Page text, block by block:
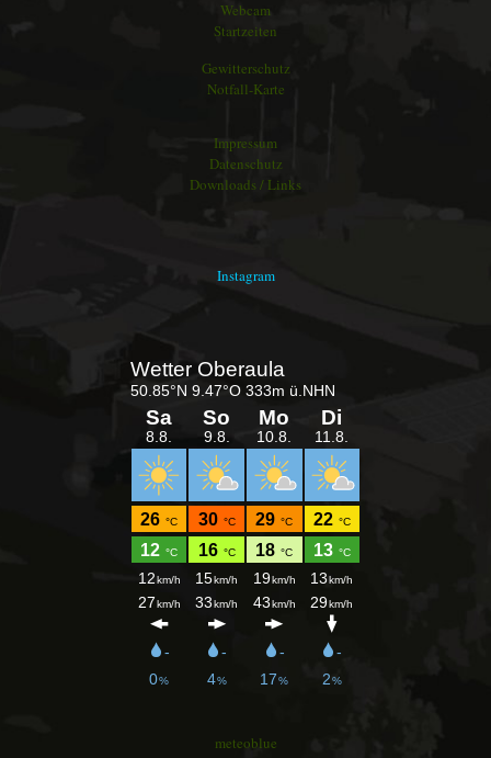
Webcam
Startzeiten
Gewitterschutz
Notfall-Karte
Impressum
Datenschutz
Downloads / Links
Instagram
meteoblue